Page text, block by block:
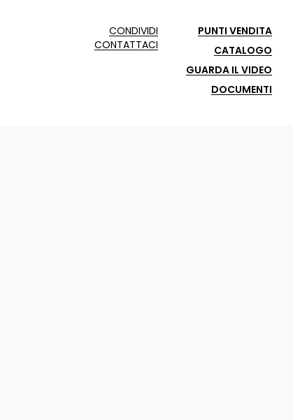
CONDIVIDI
CONTATTACI
PUNTI VENDITA
CATALOGO
GUARDA IL VIDEO
DOCUMENTI